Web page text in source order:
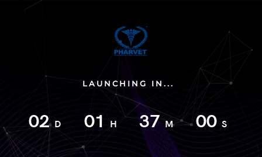
LAUNCHING IN...
02D 01 H 37M 00 S